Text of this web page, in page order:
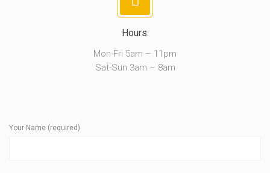
Hours:
Mon-Fri 5am – 11pm
Sat-Sun 3am – 8am
Your Name (required)